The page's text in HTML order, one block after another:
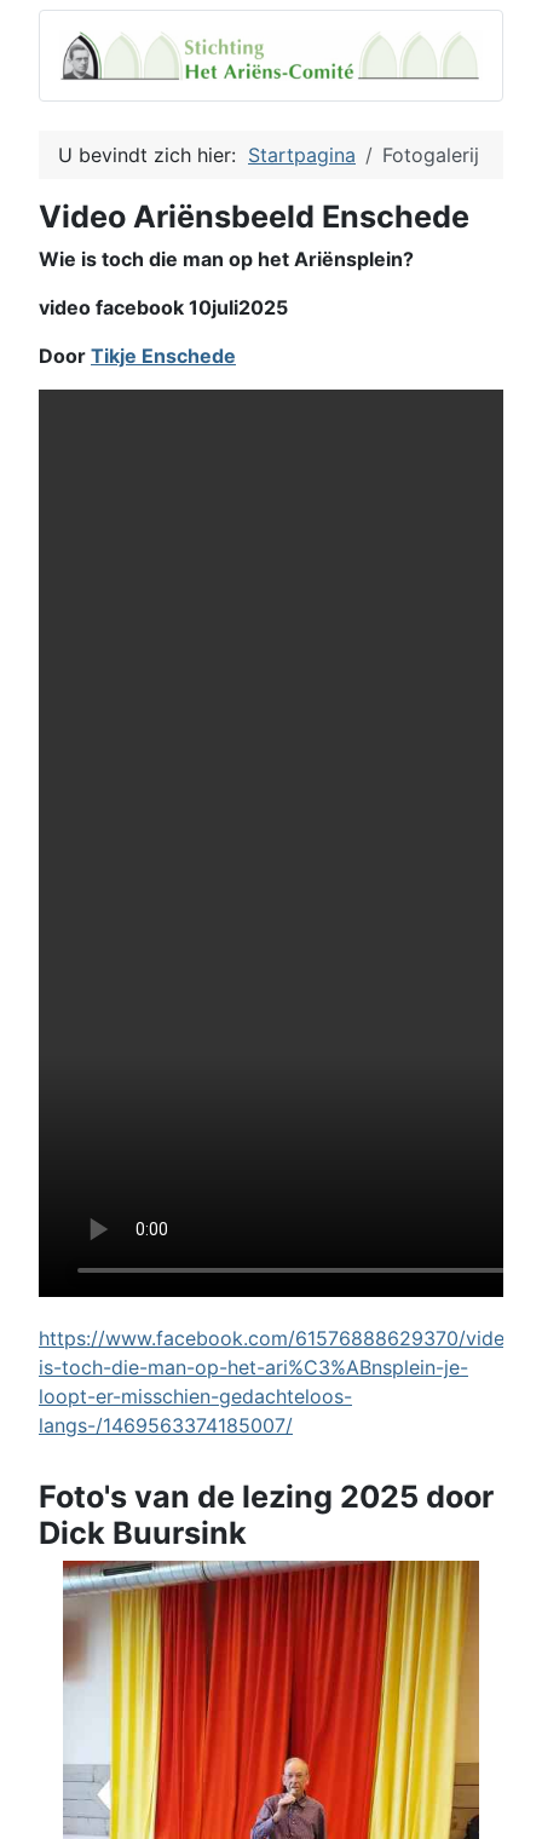
U bevindt zich hier: Startpagina Fotogalerij
Video Ariënsbeeld Enschede
Wie is toch die man op het Ariënsplein?
video facebook 10juli2025
Door Tikje Enschede
https://www.facebook.com/61576888629370/videos/
is-toch-die-man-op-het-ari%C3%ABnsplein-je-
loopt-er-misschien-gedachteloos-
langs-/1469563374185007/
Foto's van de lezing 2025 door
Dick Buursink